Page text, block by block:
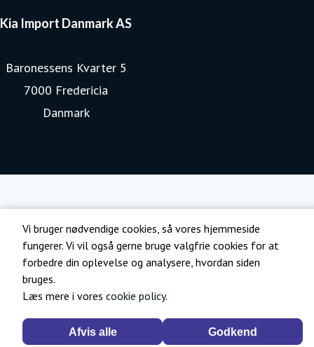
Vi bruger nødvendige cookies, så vores hjemmeside
fungerer. Vi vil også gerne bruge valgfrie cookies for at
forbedre din oplevelse og analysere, hvordan siden
bruges.
Læs mere i vores cookie policy.
Afvis alle Godkend
Kia Import Danmark AS
Baronessens Kvarter 5
7000 Fredericia
Danmark